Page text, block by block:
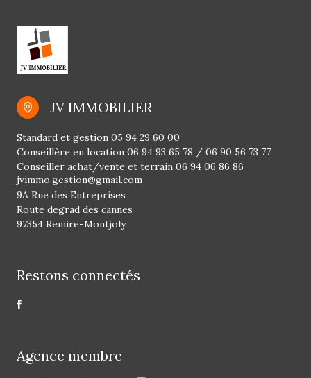
JV IMMOBILIER
jvimmo.gestion@gmail.com
Standard et gestion 05 94 29 60 00
Conseillère en location 06 94 93 65 78 / 06 90 56 73 77
Conseiller achat/vente et terrain 06 94 06 86 86
9A Rue des Entreprises
Route degrad des cannes
97354 Remire-Montjoly
Restons connectés
Agence membre